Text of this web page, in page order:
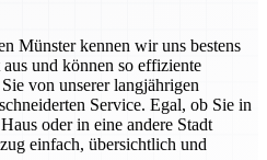
Münster kennen wir uns bestens
und können so effiziente
von unserer langjährigen
Service. Egal, ob Sie in
oder in eine andere Stadt
einfach, übersichtlich und